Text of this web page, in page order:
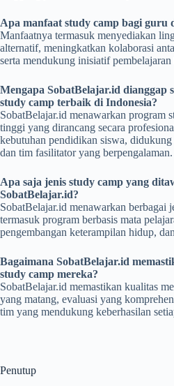
Apa manfaat study camp bagi guru
Manfaatnya termasuk menyediakan
alternatif, meningkatkan kolaborasi
serta mendukung inisiatif pembelajaran
Mengapa SobatBelajar.id dianggap
study camp terbaik di Indonesia?
SobatBelajar.id menawarkan program
tinggi yang dirancang secara
kebutuhan pendidikan siswa,
dan tim fasilitator yang berpengalaman.
Apa saja jenis study camp yang
SobatBelajar.id?
SobatBelajar.id menawarkan berbagai
termasuk program berbasis mata
pengembangan keterampilan hidup,
Bagaimana SobatBelajar.id
study camp mereka?
SobatBelajar.id memastikan kualitas
yang matang, evaluasi yang
tim yang mendukung keberhasilan
Penutup